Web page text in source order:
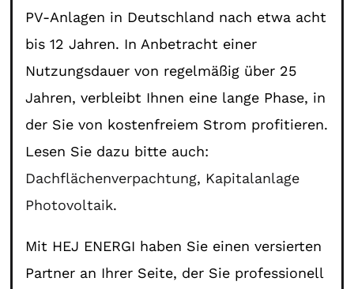
PV-Anlagen in Deutschland nach etwa acht
bis 12 Jahren. In Anbetracht einer
Nutzungsdauer von regelmäßig über 25
Jahren, verbleibt Ihnen eine lange Phase, in
der Sie von kostenfreiem Strom profitieren.
Lesen Sie dazu bitte auch:
Dachflächenverpachtung, Kapitalanlage
Photovoltaik.
Mit HEJ ENERGI haben Sie einen versierten
Partner an Ihrer Seite, der Sie professionell